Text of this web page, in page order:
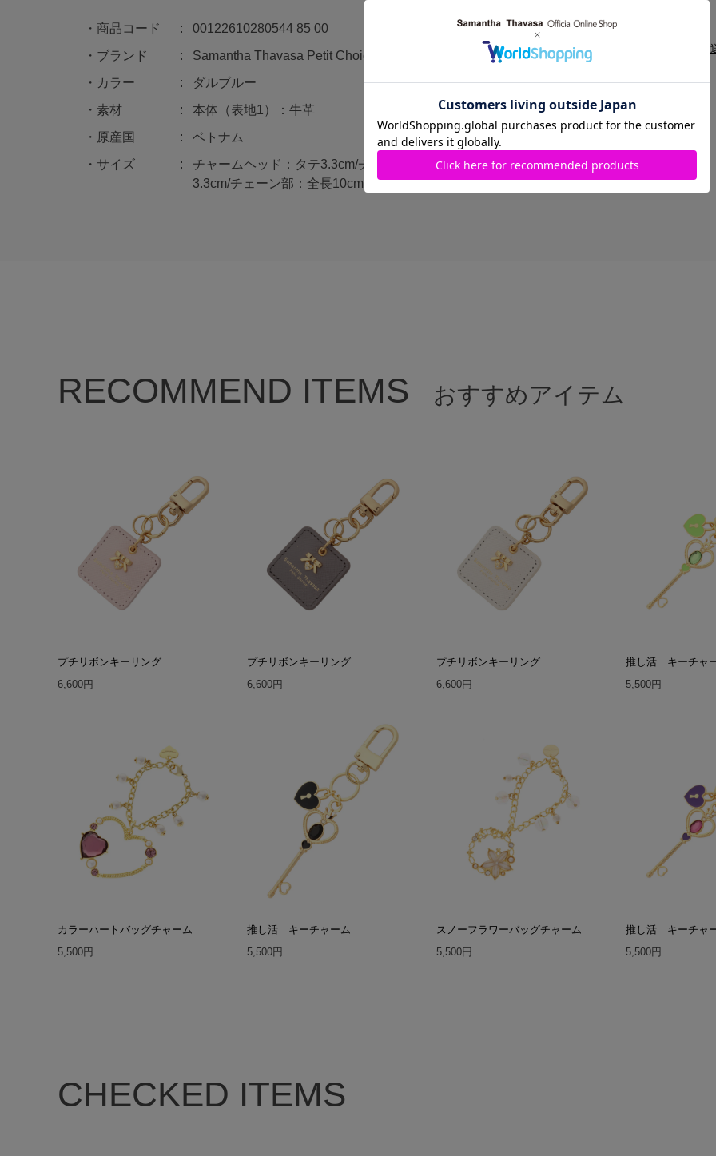
商品コード
00122610280544 85 00
ブランド
Samantha Thavasa Petit Choice
カラー
ダルブルー
素材
本体（表地1）：牛革
原産国
ベトナム
サイズ
チャームヘッド：タテ3.3cm/チャームヘッド：ヨコ
3.3cm/チェーン部：全長10cm/
配送
RECOMMEND ITEMS おすすめアイテム
プチリボンキーリング
6,600円
プチリボンキーリング
6,600円
プチリボンキーリング
6,600円
推し活 キーチャ
5,500円
カラーハートバッグチャーム
5,500円
推し活 キーチャーム
5,500円
スノーフラワーバッグチャーム
5,500円
推し活 キーチャ
5,500円
CHECKED ITEMS